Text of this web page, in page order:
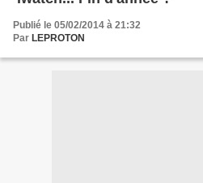
Publié le 05/02/2014 à 21:32
Par LEPROTON